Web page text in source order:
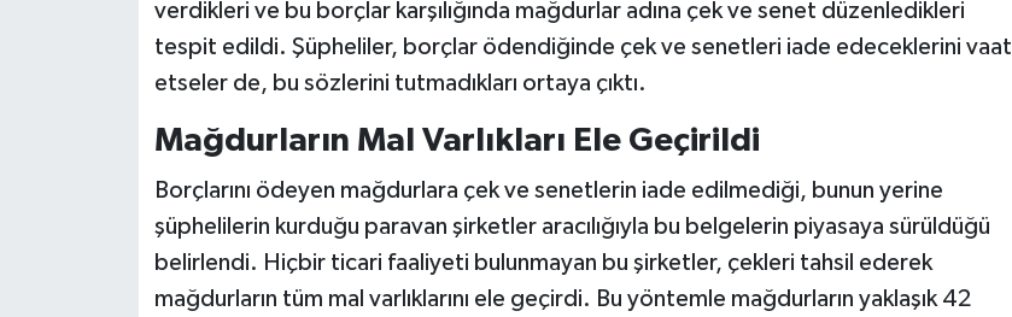
verdikleri ve bu borçlar karşılığında mağdurlar adına çek ve senet düzenledikleri
tespit edildi. Şüpheliler, borçlar ödendiğinde çek ve senetleri iade edeceklerini vaat
etseler de, bu sözlerini tutmadıkları ortaya çıktı.
Mağdurların Mal Varlıkları Ele Geçirildi
Borçlarını ödeyen mağdurlara çek ve senetlerin iade edilmediği, bunun yerine
şüphelilerin kurduğu paravan şirketler aracılığıyla bu belgelerin piyasaya sürüldüğü
belirlendi. Hiçbir ticari faaliyeti bulunmayan bu şirketler, çekleri tahsil ederek
mağdurların tüm mal varlıklarını ele geçirdi. Bu yöntemle mağdurların yaklaşık 42